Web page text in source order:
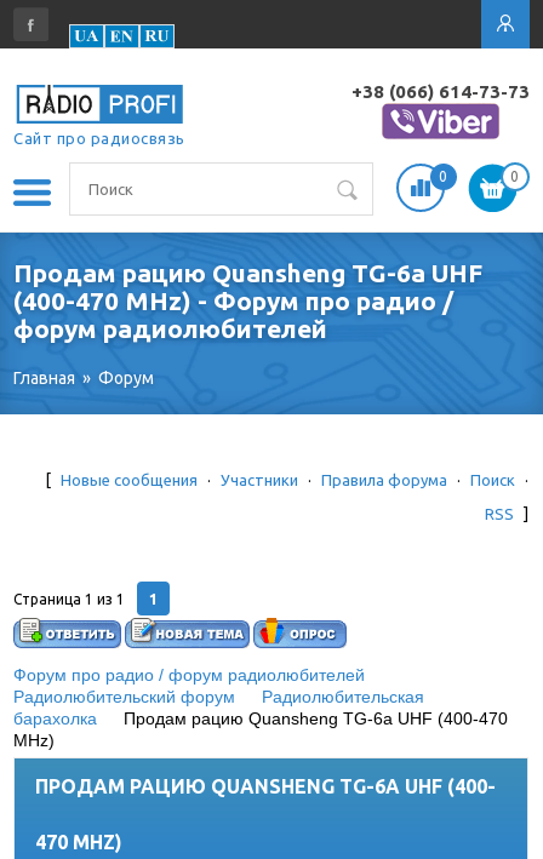
Сайт про радиосвязь
+38 (066) 614-73-73
0 0
Продам рацию Quansheng TG-6a UHF
(400-470 MHz) - Форум про радио /
форум радиолюбителей
Главная » Форум
[ Новые сообщения · Участники · Правила форума · Поиск
·
RSS
]
Страница1 из1 1
Форум про радио / форум радиолюбителей
Радиолюбительский форум
Радиолюбительская
барахолка
Продам рацию Quansheng TG-6a UHF (400-470
MHz)
ПРОДАМ РАЦИЮ QUANSHENG TG-6A UHF (400-
470 MHZ)